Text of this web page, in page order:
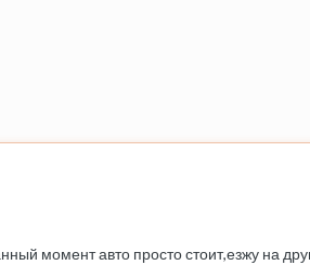
момент авто просто стоит,езжу на